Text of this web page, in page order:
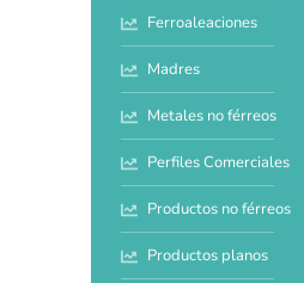
Ferroaleaciones
Madres
Metales no férreos
Perfiles Comerciales
Productos no férreos
Productos planos